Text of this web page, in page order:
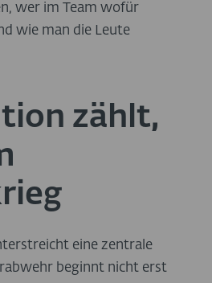
wer im Team wofür
wie man die Leute
zählt,
eine zentrale
beginnt nicht erst